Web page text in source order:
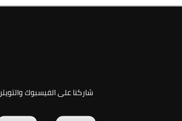
شاركنا على الفيسبوك والتويتر